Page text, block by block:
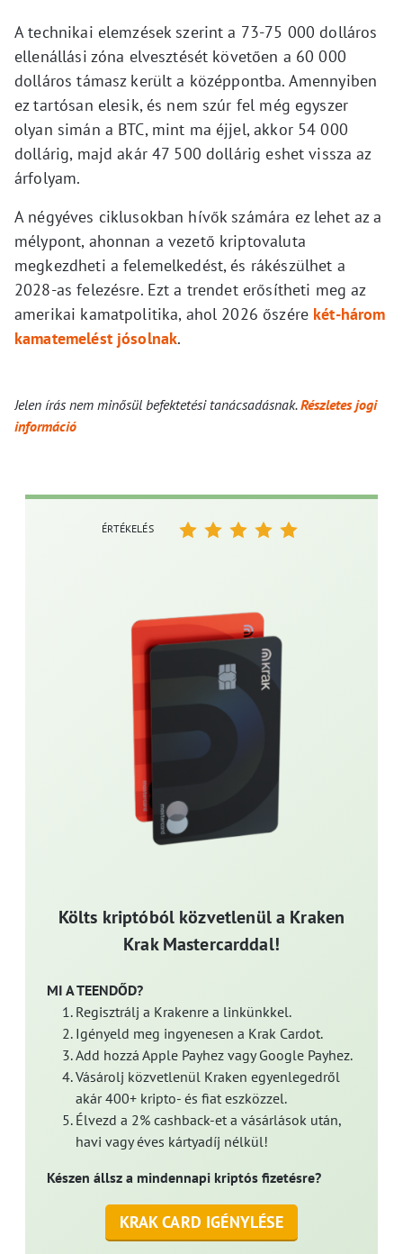
A technikai elemzések szerint a 73-75 000 dolláros
ellenállási zóna elvesztését követően a 60 000
dolláros támasz került a középpontba. Amennyiben
ez tartósan elesik, és nem szúr fel még egyszer
olyan simán a BTC, mint ma éjjel, akkor 54 000
dollárig, majd akár 47 500 dollárig eshet vissza az
árfolyam.
A négyéves ciklusokban hívők számára ez lehet az a
mélypont, ahonnan a vezető kriptovaluta
megkezdheti a felemelkedést, és rákészülhet a
2028-as felezésre. Ezt a trendet erősítheti meg az
amerikai kamatpolitika, ahol 2026 őszére két-három
kamatemelést jósolnak.
Jelen írás nem minősül befektetési tanácsadásnak.Részletes jogi
információ
Költs kriptóból közvetlenül a Kraken
Krak Mastercarddal!
MI A TEENDŐD?
Regisztrálj a Krakenre a linkünkkel.
Igényeld meg ingyenesen a Krak Cardot.
Add hozzá Apple Payhez vagy Google Payhez.
Vásárolj közvetlenül Kraken egyenlegedről
akár 400+ kripto- és fiat eszközzel.
Élvezd a 2% cashback-et a vásárlások után,
havi vagy éves kártyadíj nélkül!
Készen állsz a mindennapi kriptós fizetésre?
KRAK CARD IGÉNYLÉSE
ÉRTÉKELÉS